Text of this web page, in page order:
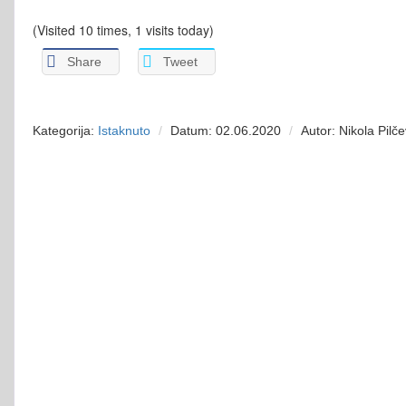
(Visited 10 times, 1 visits today)
Share Tweet
Kategorija: Istaknuto Datum: 02.06.2020 Autor: Nikola